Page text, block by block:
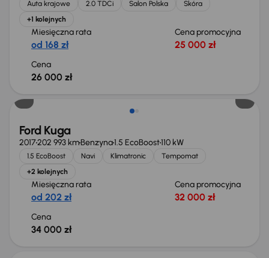
Auta krajowe 2.0 TDCi Salon Polska
Skóra
+1 kolejnych
Miesięczna rata
od 168 zł
Cena promocyjna
25 000 zł
Cena
26 000 zł
Ford Kuga
2017202 993 kmBenzyna1.5 EcoBoost110 kW
1.5 EcoBoost Navi Klimatronic
Tempomat
+2 kolejnych
Miesięczna rata
od 202 zł
Cena promocyjna
32 000 zł
Cena
34 000 zł